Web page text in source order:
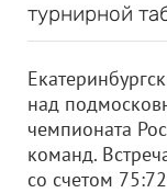
турнирной
над
чемпионата
команд.
со счетом